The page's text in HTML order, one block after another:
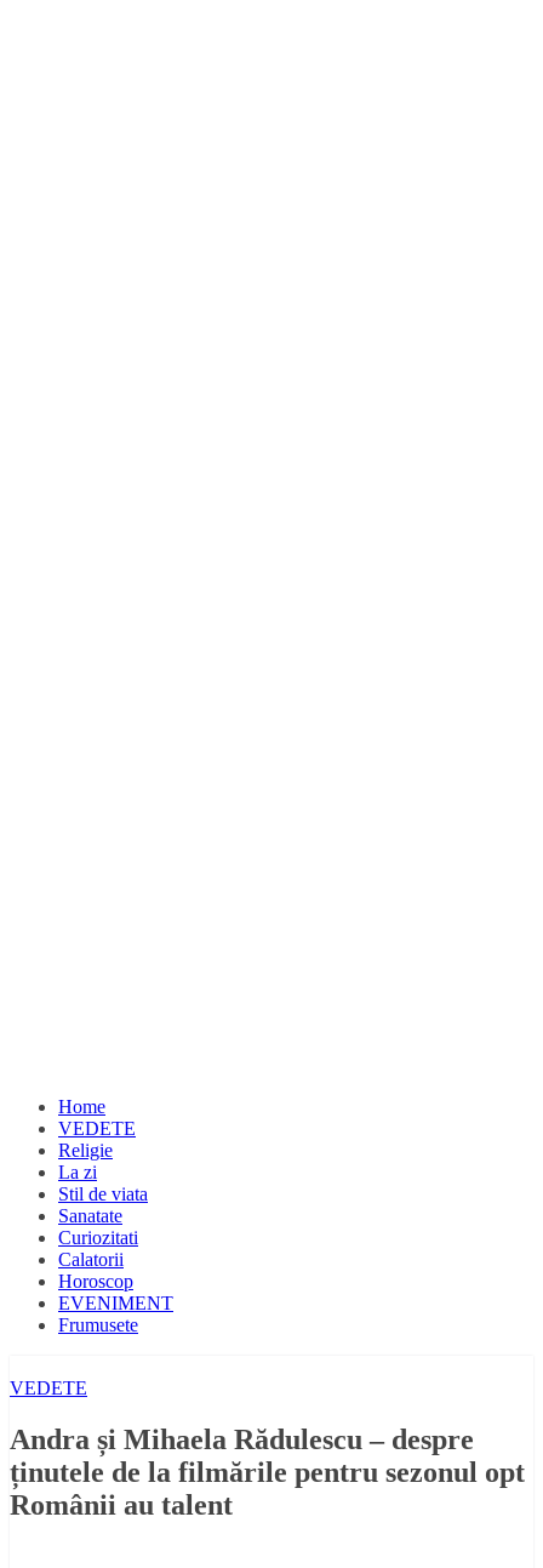
Home
VEDETE
Religie
La zi
Stil de viata
Sanatate
Curiozitati
Calatorii
Horoscop
EVENIMENT
Frumusete
VEDETE
Andra și Mihaela Rădulescu – despre
ținutele de la filmările pentru sezonul opt
Românii au talent